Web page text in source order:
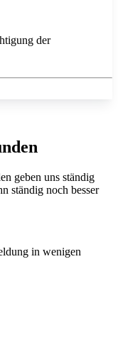
der
geben uns ständig
ständig noch besser
in wenigen